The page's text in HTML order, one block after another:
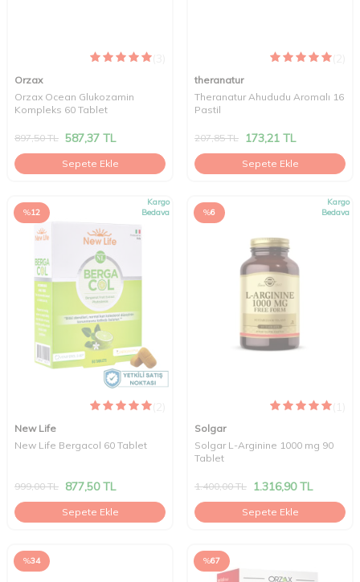
Orzax
Orzax Ocean Glukozamin
Kompleks 60 Tablet
897,50TL 587,37 TL
Sepete Ekle
theranatur
Theranatur Ahududu Aromalı 16
Pastil
207,85TL 173,21 TL
Sepete Ekle
%12
Kargo
Bedava
New Life
New Life Bergacol 60 Tablet
999,00TL 877,50TL
Sepete Ekle
%6
Kargo
Bedava
Solgar
Solgar L-Arginine 1000 mg 90
Tablet
1.400,00TL 1.316,90TL
Sepete Ekle
%34 %67